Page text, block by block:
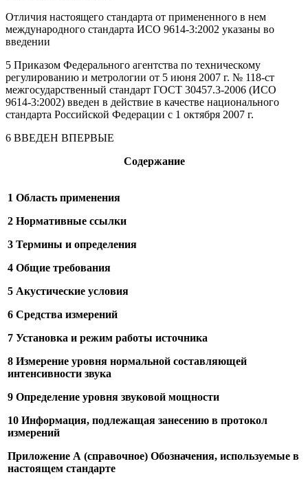
Отличия настоящего стандарта от примененного в нем
международного стандарта ИСО 9614-3:2002 указаны во
введении
5 Приказом Федерального агентства по техническому
регулированию и метрологии от 5 июня 2007 г. № 118-ст
межгосударственный стандарт ГОСТ 30457.3-2006 (ИСО
9614-3:2002) введен в действие в качестве национального
стандарта Российской Федерации с 1 октября 2007 г.
6 ВВЕДЕН ВПЕРВЫЕ
Содержание
1 Область применения
2 Нормативные ссылки
3 Термины и определения
4 Общие требования
5 Акустические условия
6 Средства измерений
7 Установка и режим работы источника
8 Измерение уровня нормальной составляющей
интенсивности звука
9 Определение уровня звуковой мощности
10 Информация, подлежащая занесению в протокол
измерений
Приложение А (справочное) Обозначения, используемые в
настоящем стандарте